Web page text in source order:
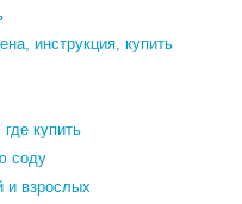
инструкция, купить
купить
соду
и взрослых